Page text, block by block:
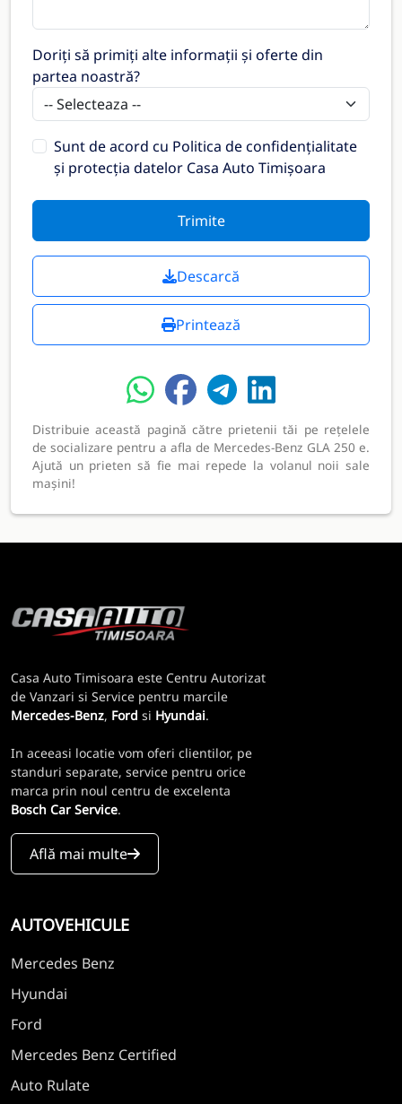
Doriți să primiți alte informații și oferte din
partea noastră?
Sunt de acord cu Politica de confidențialitate
și protecția datelor Casa Auto Timișoara
Trimite
Descarcă
Printează
Distribuie această pagină către prietenii tăi pe rețelele
de socializare pentru a afla de Mercedes-Benz GLA 250 e.
Ajută un prieten să fie mai repede la volanul noii sale
mașini!
Casa Auto Timisoara este Centru Autorizat
de Vanzari si Service pentru marcile
Mercedes-Benz, Ford si Hyundai.
In aceeasi locatie vom oferi clientilor, pe
standuri separate, service pentru orice
marca prin noul centru de excelenta
Bosch Car Service.
Află mai multe
AUTOVEHICULE
Mercedes Benz
Hyundai
Ford
Mercedes Benz Certified
Auto Rulate